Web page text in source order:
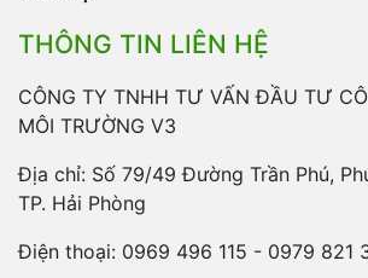
THÔNG TIN LIÊN HỆ
CÔNG TY TNHH TƯ VẤN ĐẦU TƯ
MÔI TRƯỜNG V3
Địa chỉ: Số 79/49 Đường Trần Phú,
TP. Hải Phòng
Điện thoại: 0969 496 115 - 0979 821